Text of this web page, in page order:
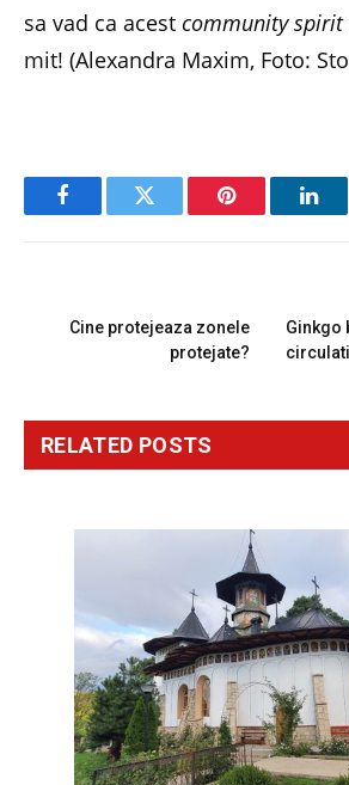
sa vad ca acest community spirit
mit! (Alexandra Maxim, Foto:
FacebookTwitter Pinterest
Cine protejeaza zonele
protejate?
Ginkgo
RELATED POSTS